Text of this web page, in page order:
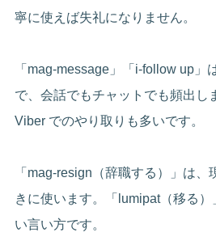
寧に使えば失礼になりません。
「mag-message」「i-follow up」
で、会話でもチャットでも頻出し
Viber でのやり取りも多いです。
「mag-resign（辞職する）」は、
きに使います。「lumipat（移る
い言い方です。